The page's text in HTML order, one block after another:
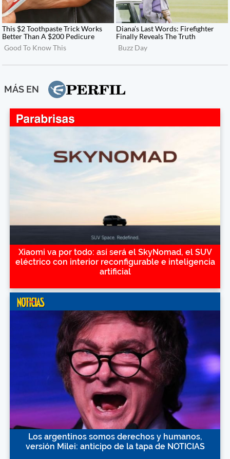
MÁS EN
Xiaomi va por todo: así será el SkyNomad, el SUV
eléctrico con interior reconfigurable e inteligencia
artificial
Los argentinos somos derechos y humanos,
versión Milei: anticipo de la tapa de NOTICIAS